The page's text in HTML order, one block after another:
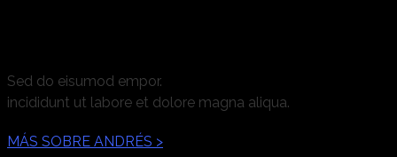
Sed do eisumod empor.
incididunt ut labore et dolore magna aliqua.
MÁS SOBRE ANDRÉS >